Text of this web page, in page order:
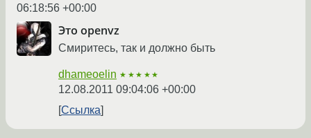
06:18:56 +00:00
Это openvz
Смиритесь, так и должно быть
dhameoelin ★★★★★
12.08.2011 09:04:06 +00:00
Ссылка